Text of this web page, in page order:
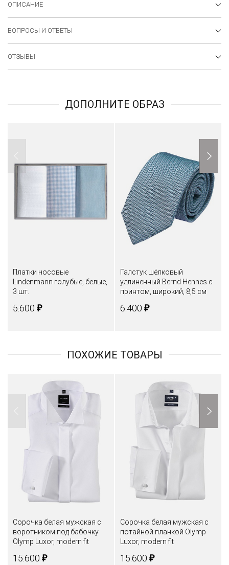
ОПИСАНИЕ
ВОПРОСЫ И ОТВЕТЫ
ОТЗЫВЫ
ДОПОЛНИТЕ ОБРАЗ
Платки носовые
Lindenmann голубые, белые,
3 шт.
5.600 ₽
Галстук шёлковый
удлиненный Bernd Hennes c
принтом, широкий, 8,5 см
6.400 ₽
ПОХОЖИЕ ТОВАРЫ
Сорочка белая мужская с
воротником под бабочку
Olymp Luxor, modern fit
15.600 ₽
Сорочка белая мужская с
потайной планкой Olymp
Luxor, modern fit
15.600 ₽